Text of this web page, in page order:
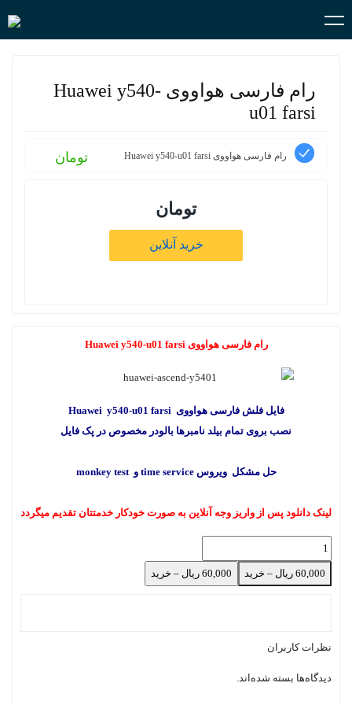
رام فارسی هواووی Huawei y540-
u01 farsi
رام فارسی هواووی Huawei y540-u01 farsi تومان
تومان
خرید آنلاین
رام فارسی هواووی Huawei y540-u01 farsi
فایل فلش فارسی هواووی Huawei y540-u01 farsi
نصب بروی تمام بیلد نامبرها بالودر مخصوص در پک فایل
حل مشکل ویروس time service و monkey test
لینک دانلود پس از واریز وجه آنلاین به صورت خودکار خدمتتان تقدیم میگردد
60,000 ریال – خرید
نظرات کاربران
دیدگاه‌ها بسته شده‌اند.